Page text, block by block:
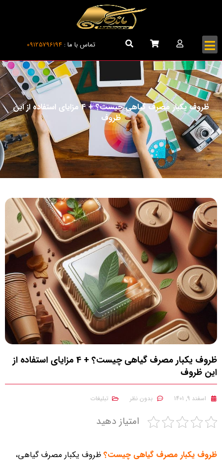
تماس با ما : 09125796194
ظروف یکبار مصرف گیاهی چیست؟ + 4 مزایای استفاده از این
ظروف
ظروف یکبار مصرف گیاهی چیست؟ + 4 مزایای استفاده از
این ظروف
اسفند 9, 1401 بدون نظر تبلیغات
امتیاز دهید
ظروف یکبار مصرف گیاهی چیست؟ ظروف یکبار مصرف گیاهی،